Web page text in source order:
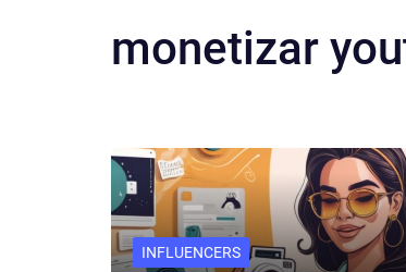
monetizar
INFLUENCERS